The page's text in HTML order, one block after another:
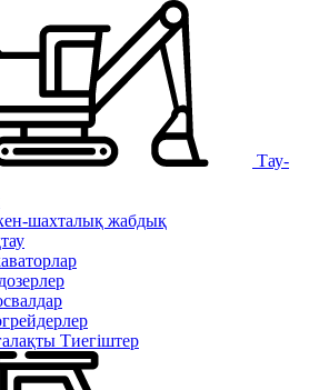
Тау-
шахталық жабдық
Тиегіштер